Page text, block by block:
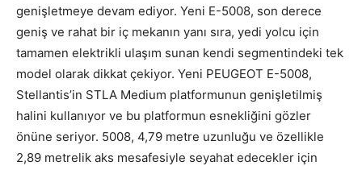
genişletmeye devam ediyor. Yeni E-5008, son derece
geniş ve rahat bir iç mekanın yanı sıra, yedi yolcu için
tamamen elektrikli ulaşım sunan kendi segmentindeki tek
model olarak dikkat çekiyor. Yeni PEUGEOT E-5008,
Stellantis’in STLA Medium platformunun genişletilmiş
halini kullanıyor ve bu platformun esnekliğini gözler
önüne seriyor. 5008, 4,79 metre uzunluğu ve özellikle
2,89 metrelik aks mesafesiyle seyahat edecekler için